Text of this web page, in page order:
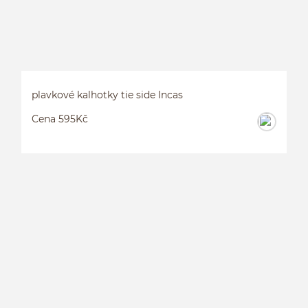
plavkové kalhotky tie side Incas
Cena 595Kč